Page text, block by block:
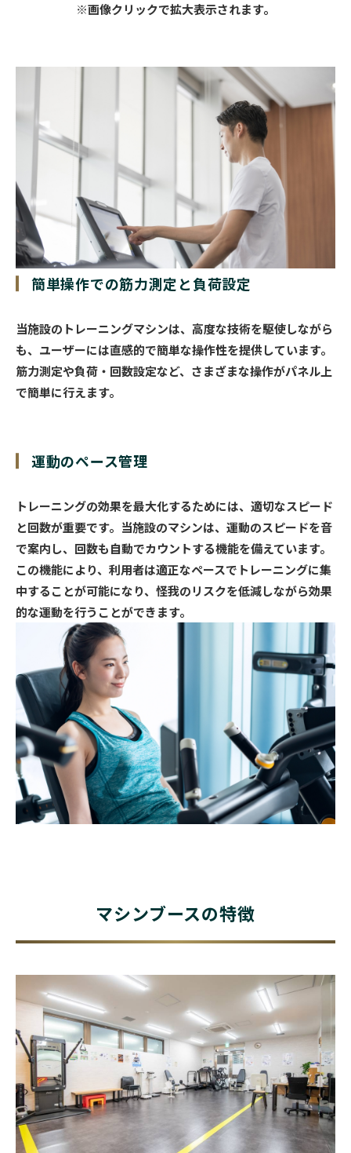
※画像クリックで拡大表示されます。
簡単操作での筋力測定と負荷設定
当施設のトレーニングマシンは、高度な技術を駆使しながら
も、ユーザーには直感的で簡単な操作性を提供しています。
筋力測定や負荷・回数設定など、さまざまな操作がパネル上
で簡単に行えます。
運動のペース管理
トレーニングの効果を最大化するためには、適切なスピード
と回数が重要です。当施設のマシンは、運動のスピードを音
で案内し、回数も自動でカウントする機能を備えています。
この機能により、利用者は適正なペースでトレーニングに集
中することが可能になり、怪我のリスクを低減しながら効果
的な運動を行うことができます。
マシンブースの特徴